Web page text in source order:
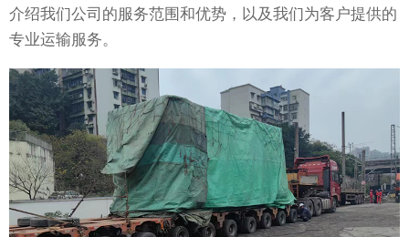
介绍我们公司的服务范围和优势，以及我们为客户提供的
专业运输服务。